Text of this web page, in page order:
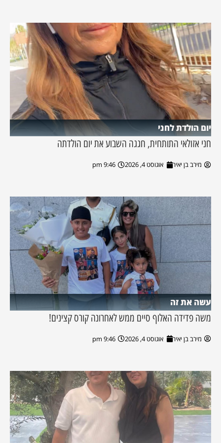
יום הולדת לחני
חני אזולאי התותחית, חגגה השבוע את יום הולדתה
מירב בן יאיר אוגוסט 4, 2026 9:46 pm
עשה את זה
משה פדידה האלוף סיים ממש לאחרונה קורס קצינים!
מירב בן יאיר אוגוסט 4, 2026 9:46 pm